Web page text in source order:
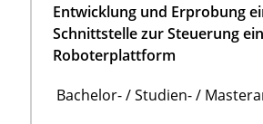
Entwicklung und Erprobung
Schnittstelle zur Steuerung
Roboterplattform
Bachelor- / Studien- /